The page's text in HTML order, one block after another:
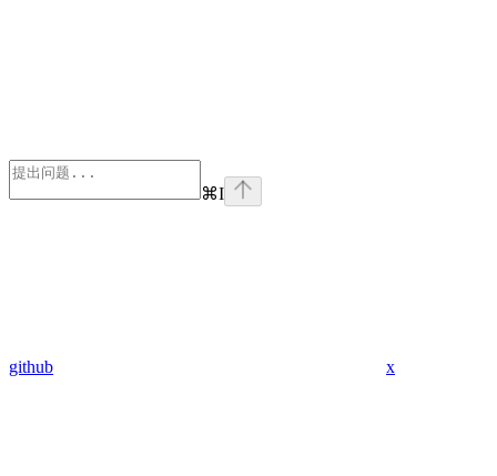
⌘I
github x